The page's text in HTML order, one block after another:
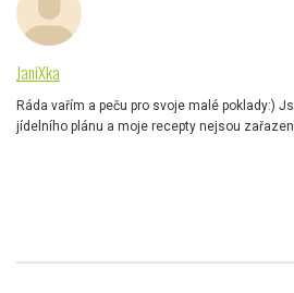
JaniXka
Ráda vařím a peču pro svoje malé poklady:)
jídelního plánu a moje recepty nejsou